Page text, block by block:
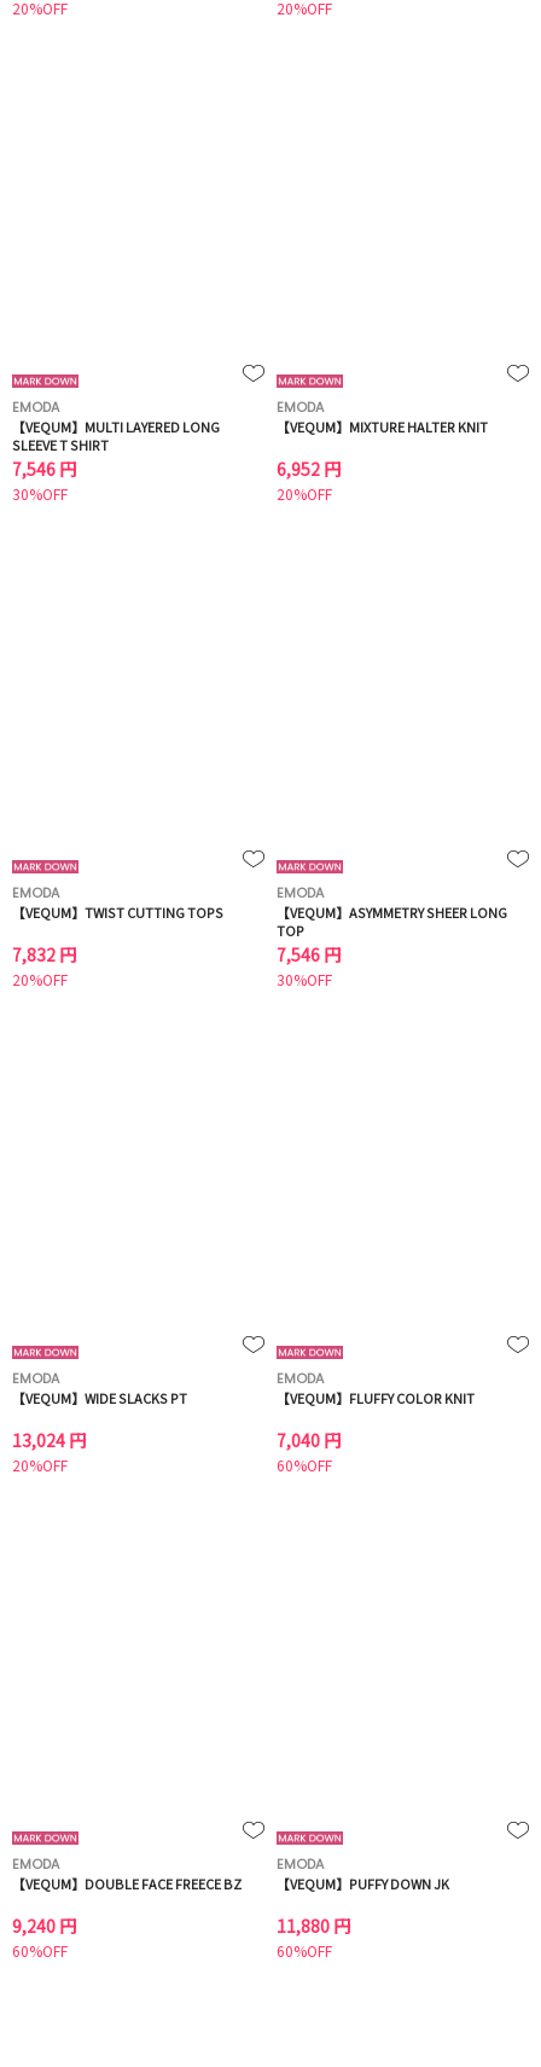
20%OFF 20%OFF
EMODA
【VEQUM】MULTI LAYERED LONG
SLEEVE T SHIRT
7,546 円
30%OFF
EMODA
【VEQUM】MIXTURE HALTER KNIT
6,952 円
20%OFF
EMODA
【VEQUM】TWIST CUTTING TOPS
7,832 円
20%OFF
EMODA
【VEQUM】ASYMMETRY SHEER LONG
TOP
7,546 円
30%OFF
EMODA
【VEQUM】WIDE SLACKS PT
13,024 円
20%OFF
EMODA
【VEQUM】FLUFFY COLOR KNIT
7,040 円
60%OFF
EMODA
【VEQUM】DOUBLE FACE FREECE BZ
9,240 円
60%OFF
EMODA
【VEQUM】PUFFY DOWN JK
11,880 円
60%OFF